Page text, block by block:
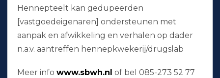
Hennepteelt kan gedupeerden
[vastgoedeigenaren] ondersteunen met
aanpak en afwikkeling en verhalen op dader
n.a.v. aantreffen hennepkwekerij/drugslab
Meer info www.sbwh.nl of bel 085-273 52 77